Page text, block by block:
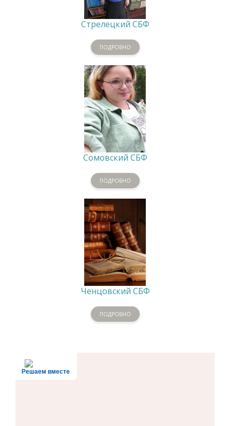
Стрелецкий СБФ
ПОДРОБНО
Сомовский СБФ
ПОДРОБНО
Ченцовский СБФ
ПОДРОБНО
Решаем вместе